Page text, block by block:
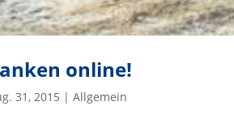
online!
31, 2015 |Allgemein